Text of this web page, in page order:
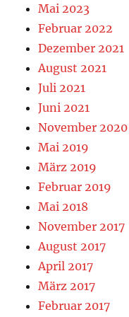
Mai 2023
Februar 2022
Dezember 2021
August 2021
Juli 2021
Juni 2021
November 2020
Mai 2019
März 2019
Februar 2019
Mai 2018
November 2017
August 2017
April 2017
März 2017
Februar 2017